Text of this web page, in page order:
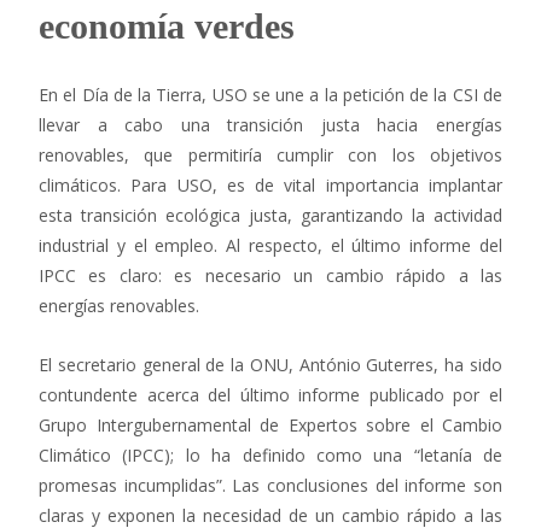
economía verdes
En el Día de la Tierra, USO se une a la petición de la CSI de
llevar a cabo una transición justa hacia energías
renovables, que permitiría cumplir con los objetivos
climáticos. Para USO, es de vital importancia implantar
esta transición ecológica justa, garantizando la actividad
industrial y el empleo. Al respecto, el último informe del
IPCC es claro: es necesario un cambio rápido a las
energías renovables.
El secretario general de la ONU, António Guterres, ha sido
contundente acerca del último informe publicado por el
Grupo Intergubernamental de Expertos sobre el Cambio
Climático (IPCC); lo ha definido como una “letanía de
promesas incumplidas”. Las conclusiones del informe son
claras y exponen la necesidad de un cambio rápido a las